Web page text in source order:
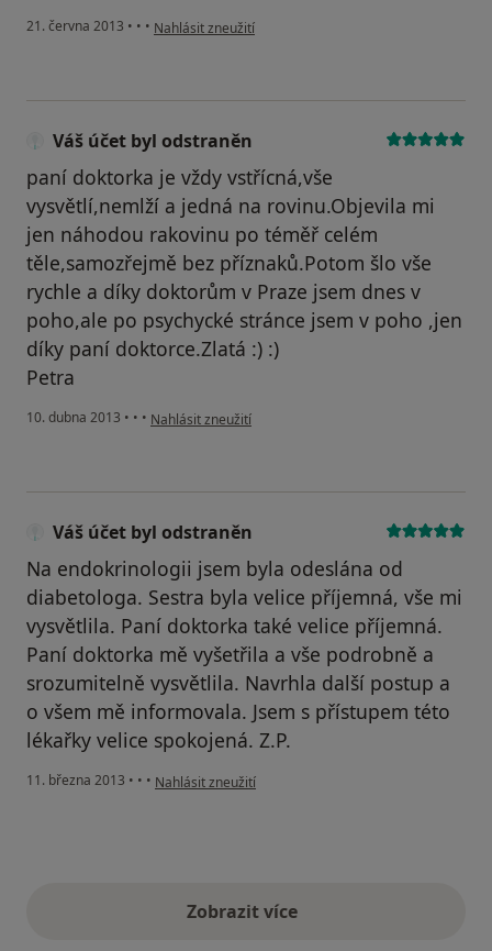
21. června 2013 • • • podle názoru uživatele Váš účet byl odstraněn
Nahlásit zneužití
Váš účet byl odstraněn
paní doktorka je vždy vstřícná,vše
vysvětlí,nemlží a jedná na rovinu.Objevila mi
jen náhodou rakovinu po téměř celém
těle,samozřejmě bez příznaků.Potom šlo vše
rychle a díky doktorům v Praze jsem dnes v
poho,ale po psychycké stránce jsem v poho ,jen
díky paní doktorce.Zlatá :) :)
Petra
10. dubna 2013 • • • podle názoru uživatele Váš účet byl odstraněn
Nahlásit zneužití
Váš účet byl odstraněn
Na endokrinologii jsem byla odeslána od
diabetologa. Sestra byla velice příjemná, vše mi
vysvětlila. Paní doktorka také velice příjemná.
Paní doktorka mě vyšetřila a vše podrobně a
srozumitelně vysvětlila. Navrhla další postup a
o všem mě informovala. Jsem s přístupem této
lékařky velice spokojená. Z.P.
11. března 2013 • • • podle názoru uživatele Váš účet byl odstraněn
Nahlásit zneužití
Zobrazit vícevýše uvedené názory